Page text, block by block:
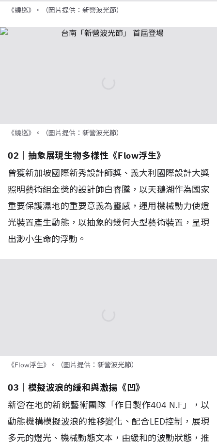
《繞巡》。（圖片提供：新營波光節）
《繞巡》。（圖片提供：新營波光節）
02｜抽象展現生物多樣性《Flow浮生》
曾獲新加坡國際新秀設計師獎、義大利國際設計大獎
照明藝術組金獎的設計師白睿騰，以天鵝湖作為國家
重要保護濕地的重要意義為靈感，運用機械動力使燈
光裝置產生動態，以抽象的幾何大型藝術裝置，呈現
出渺小生命的浮動。
《Flow浮生》。（圖片提供：新營波光節）
03｜模擬波浪的緩和與激揚《凹》
新營在地的新銳藝術團隊「作日製作404 N.F」，以
動態機構模擬波浪的推移變化、配合LED控制，展現
多元的燈光、機械動態文本，由緩和的波動狀態，推